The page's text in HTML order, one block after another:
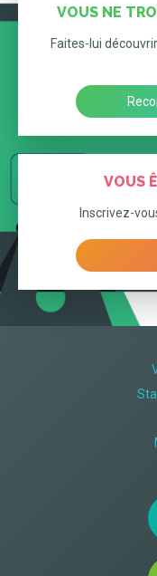
VOUS NE
Faites-lui
VOUS
Inscrivez-